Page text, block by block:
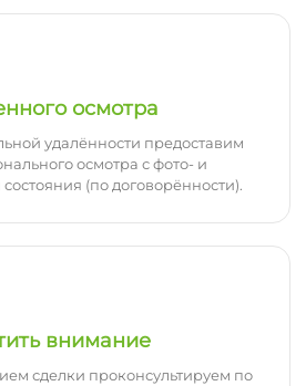
осмотра
удалённости предоставим
осмотра с фото- и
(по договорённости).
внимание
сделки проконсультируем по